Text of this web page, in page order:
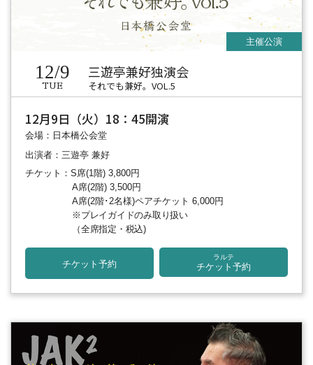
12/9
TUE
三遊亭兼好独演会
それでも兼好。VOL.5
12月9日（火）18：45開演
会場：日本橋公会堂
出演者：三遊亭 兼好
チケット：S席(1階) 3,800円
A席(2階) 3,500円
A席(2階･2名様)ペアチケット 6,000円
※プレイガイドのみ取り扱い
（全席指定・税込)
チケット予約
ラルテ
チケット予約